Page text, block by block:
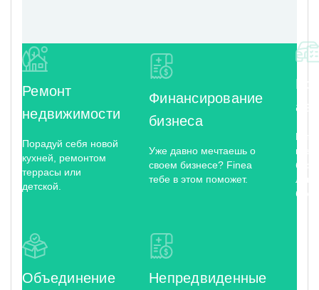
Ремонт
недвижимости
Порадуй себя новой
кухней, ремонтом
террасы или
детской.
Финансирование
бизнеса
Уже давно мечтаешь о
своем бизнесе? Finea
тебе в этом поможет.
Купи
где
без
Объединение
Непредвиденные